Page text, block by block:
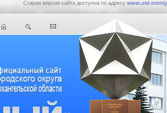
Старая версия сайта доступна по адресу